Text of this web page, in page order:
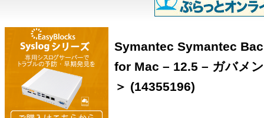
Symantec Symantec
for Mac – 12.5 – ガバメ
＞ (14355196)